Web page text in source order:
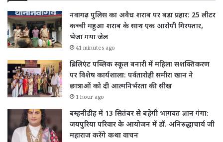
नवागढ़ पुलिस का अवैध शराब पर बड़ा प्रहार: 25 लीटर
कच्ची महुआ शराब के साथ एक आरोपी गिरफ्तार,
भेजा गया जेल
41 minutes ago
ब्रिलिएंट पब्लिक स्कूल बनारी में महिला सशक्तिकरण
पर विशेष कार्यशाला: पर्वतारोही समीरा खान ने
छात्राओं को दी आत्मनिर्भरता की सीख
1 hour ago
बम्हनीडीह में 13 सितंबर से बहेगी भागवत ज्ञान गंगा:
जयपुरिया परिवार के आयोजन में डॉ. अनिरुद्धाचार्य जी
महाराज करेंगे कथा वाचन